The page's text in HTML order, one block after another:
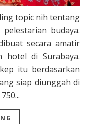
topic nih tentang
budaya.
secara amatir
hotel di Surabaya.
itu berdasarkan
siap diunggah di